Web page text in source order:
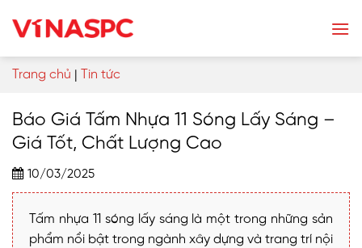
Trang chủ | Tin tức
Báo Giá Tấm Nhựa 11 Sóng Lấy Sáng –
Giá Tốt, Chất Lượng Cao
10/03/2025
Tấm nhựa 11 sóng lấy sáng là một trong những sản
phẩm nổi bật trong ngành xây dựng và trang trí nội